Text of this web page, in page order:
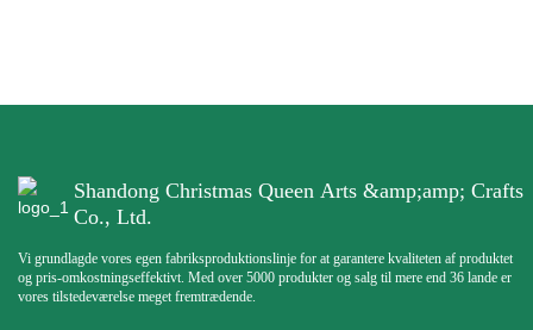
Shandong Christmas Queen Arts &amp;amp; Crafts
Co., Ltd.
Vi grundlagde vores egen fabriksproduktionslinje for at garantere kvaliteten af ​​produktet
og pris-omkostningseffektivt. Med over 5000 produkter og salg til mere end 36 lande er
vores tilstedeværelse meget fremtrædende.